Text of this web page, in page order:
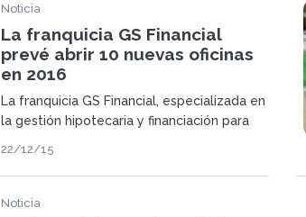
Noticia
La franquicia GS Financial
prevé abrir 10 nuevas oficinas
en 2016
La franquicia GS Financial, especializada en
la gestión hipotecaria y financiación para
22/12/15
Noticia